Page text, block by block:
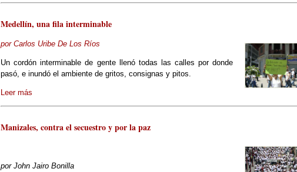
Medellín, una fila interminable
por Carlos Uribe De Los Ríos
Un cordón interminable de gente llenó todas las calles por donde
pasó, e inundó el ambiente de gritos, consignas y pitos.
Leer más
Manizales, contra el secuestro y por la paz
por John Jairo Bonilla